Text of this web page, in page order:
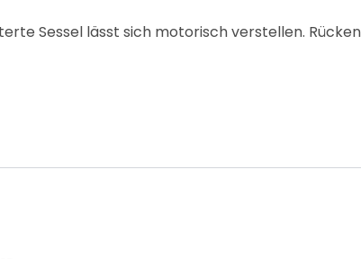
Sessel lässt sich motorisch verstellen.